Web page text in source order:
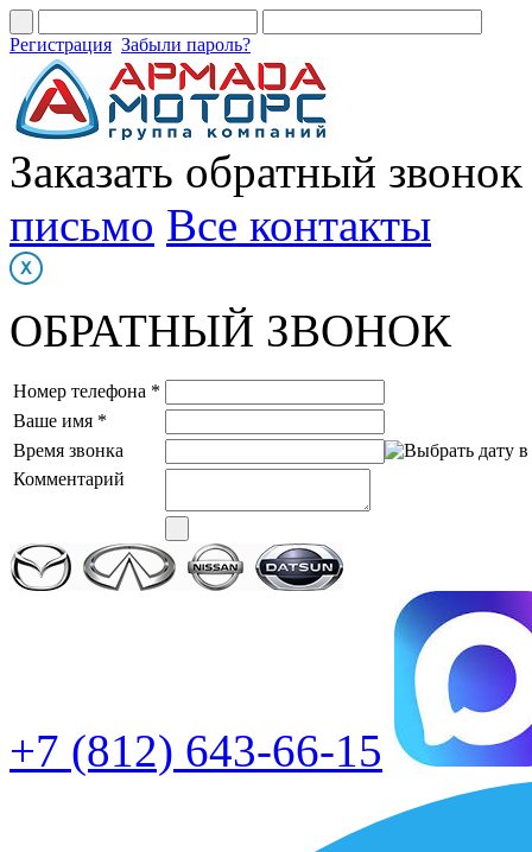
Регистрация Забыли пароль?
Заказать обратный звонок
письмо Все контакты
ОБРАТНЫЙ ЗВОНОК
Номер телефона *
Ваше имя *
Время звонка
Комментарий
+7 (812) 643-66-15